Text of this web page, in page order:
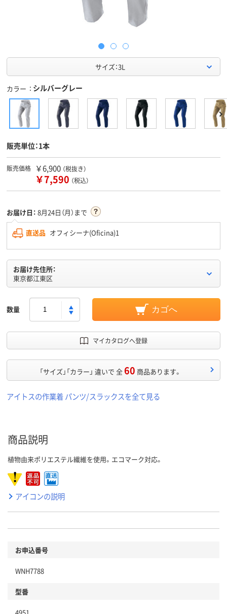
サイズ：3L
カラー シルバーグレー
販売単位：1本
販売価格 ￥6,900 （税抜き）
￥7,590 （税込）
お届け日： 8月24日（月）まで
直送品 オフィシーナ(Oficina)1
お届け先住所：
東京都江東区
数量 カゴへ
マイカタログへ登録
「サイズ」「カラー」 違いで 全60 商品あります。
アイトスの作業着 パンツ/スラックスを全て見る
商品説明
植物由来ポリエステル繊維を使用。エコマーク対応。
アイコンの説明
お申込番号
WNH7788
型番